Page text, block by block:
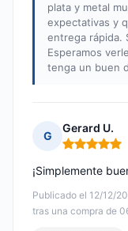
plata y metal
expectativas y
entrega rápida.
Esperamos
tenga un buen
G
Gerard U.
Nota: 5 de 5
Publicado el 12/12/
tras una compra de
¡Simplemente